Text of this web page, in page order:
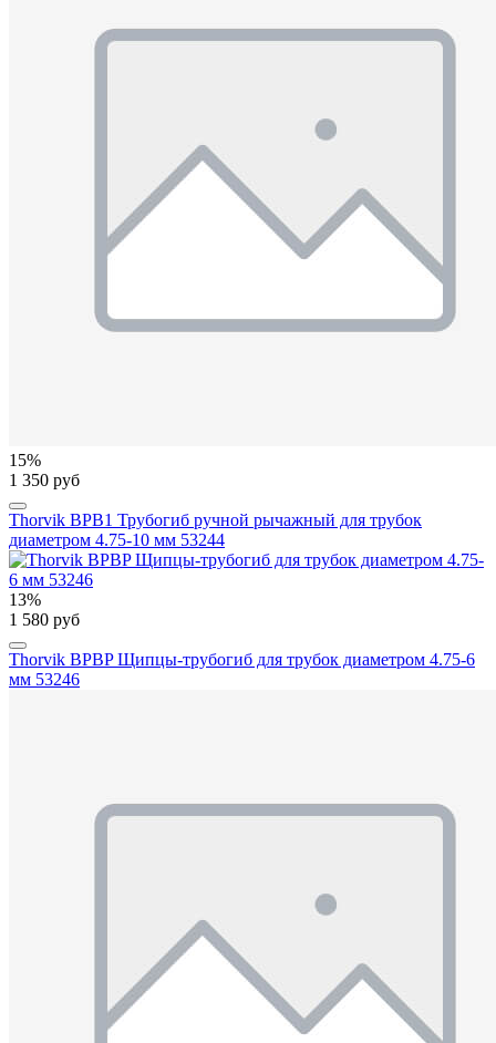
15%
1 350 руб
Thorvik BPB1 Трубогиб ручной рычажный для трубок
диаметром 4.75-10 мм 53244
13%
1 580 руб
Thorvik BPBP Щипцы-трубогиб для трубок диаметром 4.75-6
мм 53246